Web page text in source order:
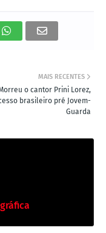
MAIS RECENTES
o cantor Prini Lorez,
brasileiro pré Jovem-
Guarda